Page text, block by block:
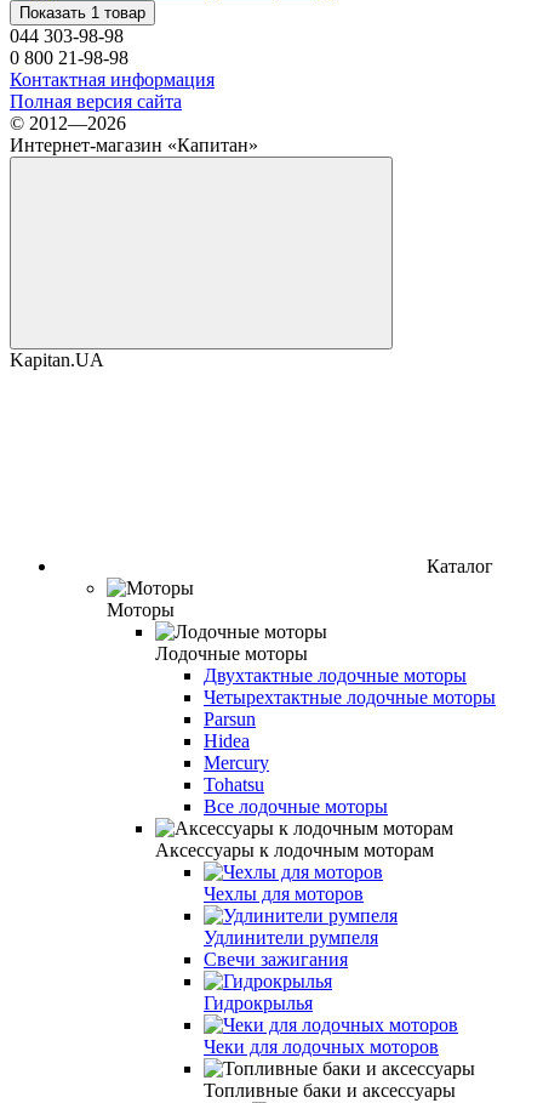
Показать 1 товар
044 303-98-98
0 800 21-98-98
Контактная информация
Полная версия сайта
© 2012—2026
Интернет-магазин «Капитан»
Kapitan.UA
Каталог
Моторы
Лодочные моторы
Двухтактные лодочные моторы
Четырехтактные лодочные моторы
Parsun
Hidea
Mercury
Tohatsu
Все лодочные моторы
Аксессуары к лодочным моторам
Чехлы для моторов
Удлинители румпеля
Свечи зажигания
Гидрокрылья
Чеки для лодочных моторов
Топливные баки и аксессуары